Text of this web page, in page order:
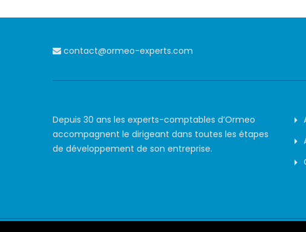
contact@ormeo-experts.com
Depuis 30 ans les experts-comptables d’Ormeo
accompagnent le dirigeant dans toutes les étapes
de développement de son entreprise.